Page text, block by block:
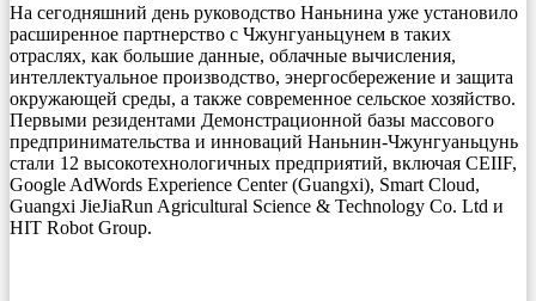
На сегодняшний день руководство Наньнина уже установило
расширенное партнерство с Чжунгуаньцунем в таких
отраслях, как большие данные, облачные вычисления,
интеллектуальное производство, энергосбережение и защита
окружающей среды, а также современное сельское хозяйство.
Первыми резидентами Демонстрационной базы массового
предпринимательства и инноваций Наньнин-Чжунгуаньцунь
стали 12 высокотехнологичных предприятий, включая CEIIF,
Google AdWords Experience Center (Guangxi), Smart Cloud,
Guangxi JieJiaRun Agricultural Science & Technology Co. Ltd и
HIT Robot Group.